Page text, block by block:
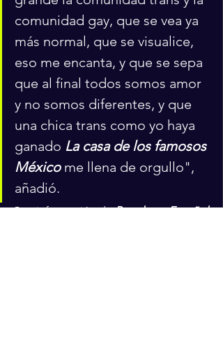
comunidad gay, que se vea ya
más normal, que se visualice,
eso me encanta, y que se sepa
que al final todos somos amor
y no somos diferentes, y que
una chica trans como yo haya
ganado La casa de los famosos
México me llena de orgullo",
añadió.
Con información de People en Español